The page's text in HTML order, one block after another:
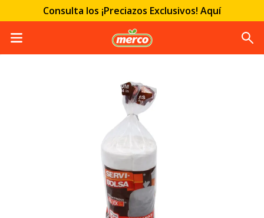
Consulta los ¡Preciazos Exclusivos! Aquí